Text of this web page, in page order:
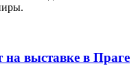
выставке в Праге